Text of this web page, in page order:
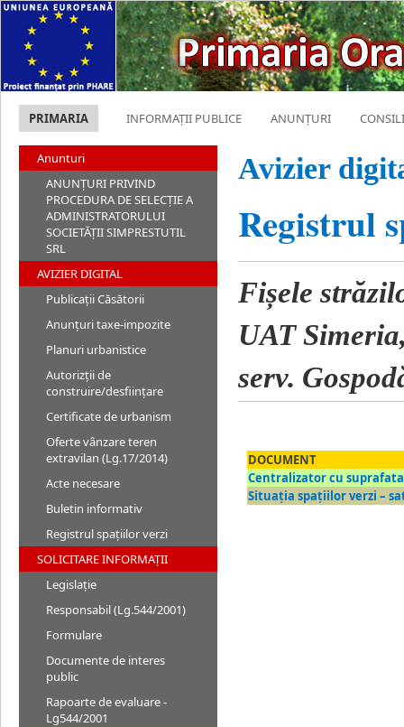
PRIMARIA INFORMAȚII PUBLICE ANUNȚURI
Anunturi
ANUNȚURI PRIVIND
PROCEDURA DE SELECȚIE A
ADMINISTRATORULUI
SOCIETĂȚII SIMPRESTUTIL
SRL
AVIZIER DIGITAL
Publicații Căsătorii
Anunțuri taxe-impozite
Planuri urbanistice
Autorizții de
construire/desființare
Certificate de urbanism
Oferte vânzare teren
extravilan (Lg.17/2014)
Acte necesare
Buletin informativ
Registrul spațiilor verzi
SOLICITARE INFORMAȚII
Legislație
Responsabil (Lg.544/2001)
Formulare
Documente de interes
public
Rapoarte de evaluare -
Lg544/2001
Avizier
Registrul
Fișele
UAT
serv.
DOCUMENT
Centralizator cu
Situaţia spaţiilor verzi –